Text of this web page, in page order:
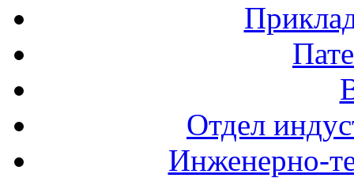
Отдел
Инженерно-